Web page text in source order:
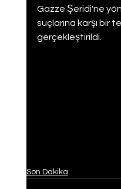
Gazze Şeridi'ne
suçlarına karşı bir
gerçekleştirildi.
Son Dakika